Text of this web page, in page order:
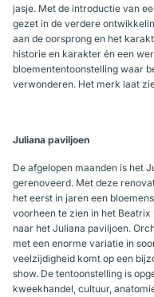
jasje. Met de introductie van
gezet in de verdere
aan de oorsprong en het
historie en karakter én een
bloemententoonstelling waar
verwonderen. Het merk laat
Juliana paviljoen
De afgelopen maanden is het
gerenoveerd. Met deze
het eerst in jaren een
voorheen te zien in het
naar het Juliana paviljoen.
met een enorme variatie in
veelzijdigheid komt op een
show. De tentoonstelling is
kweekhandel, cultuur,